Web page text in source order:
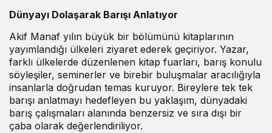
Dünyayı Dolaşarak Barışı Anlatıyor
Akif Manaf yılın büyük bir bölümünü kitaplarının
yayımlandığı ülkeleri ziyaret ederek geçiriyor. Yazar,
farklı ülkelerde düzenlenen kitap fuarları, barış konulu
söyleşiler, seminerler ve birebir buluşmalar aracılığıyla
insanlarla doğrudan temas kuruyor. Bireylere tek tek
barışı anlatmayı hedefleyen bu yaklaşım, dünyadaki
barış çalışmaları alanında benzersiz ve sıra dışı bir
çaba olarak değerlendiriliyor.